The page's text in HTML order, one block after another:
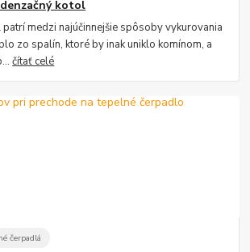
kotol
medzi najúčinnejšie spôsoby vykurovania
zo spalín, ktoré by inak uniklo komínom, a
čítať celé
čerpadlá